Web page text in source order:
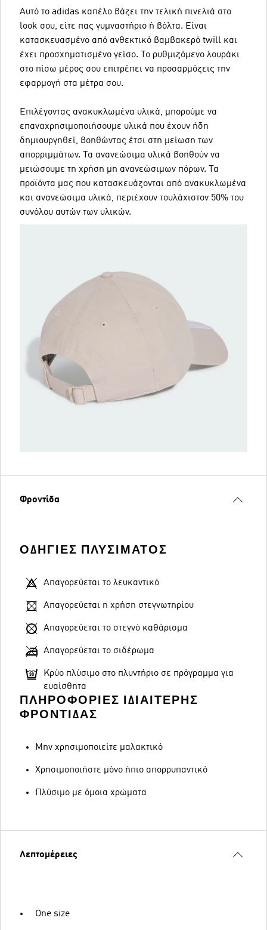
Αυτό το adidas καπέλο βάζει την τελική πινελιά στο
look σου, είτε πας γυμναστήριο ή βόλτα. Είναι
κατασκευασμένο από ανθεκτικό βαμβακερό twill και
έχει προσχηματισμένο γείσο. Το ρυθμιζόμενο λουράκι
στο πίσω μέρος σου επιτρέπει να προσαρμόζεις την
εφαρμογή στα μέτρα σου.
Επιλέγοντας ανακυκλωμένα υλικά, μπορούμε να
επαναχρησιμοποιήσουμε υλικά που έχουν ήδη
δημιουργηθεί, βοηθώντας έτσι στη μείωση των
απορριμμάτων. Τα ανανεώσιμα υλικά βοηθούν να
μειώσουμε τη χρήση μη ανανεώσιμων πόρων. Τα
προϊόντα μας που κατασκευάζονται από ανακυκλωμένα
και ανανεώσιμα υλικά, περιέχουν τουλάχιστον 50% του
συνόλου αυτών των υλικών.
Φροντίδα
ΟΔΗΓΊΕΣ ΠΛΥΣΊΜΑΤΟΣ
Απαγορεύεται το λευκαντικό
Απαγορεύεται η χρήση στεγνωτηρίου
Απαγορεύεται το στεγνό καθάρισμα
Απαγορεύεται το σιδέρωμα
Κρύο πλύσιμο στο πλυντήριο σε πρόγραμμα για
ευαίσθητα
ΠΛΗΡΟΦΟΡΊΕΣ ΙΔΙΑΊΤΕΡΗΣ
ΦΡΟΝΤΊΔΑΣ
Μην χρησιμοποιείτε μαλακτικό
Χρησιμοποιήστε μόνο ήπιο απορρυπαντικό
Πλύσιμο με όμοια χρώματα
Λεπτομέρειες
One size